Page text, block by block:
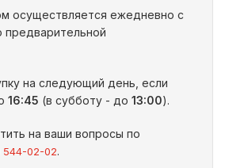
осуществляется ежедневно с
предварительной
на следующий день, если
16:45 (в субботу - до 13:00).
на ваши вопросы по
544-02-02.